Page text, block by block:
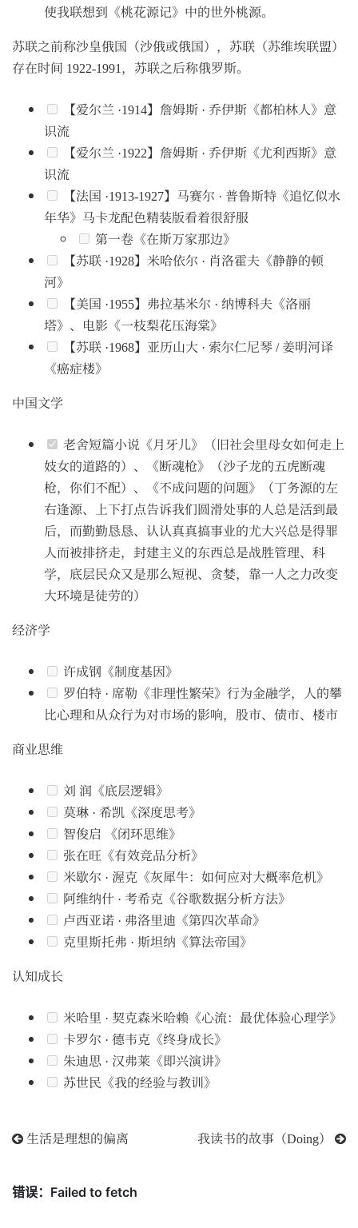
使我联想到《桃花源记》中的世外桃源。
苏联之前称沙皇俄国（沙俄或俄国），苏联（苏维埃联盟）
存在时间 1922-1991，苏联之后称俄罗斯。
【爱尔兰 ·1914】詹姆斯 · 乔伊斯《都柏林人》意
识流
【爱尔兰 ·1922】詹姆斯 · 乔伊斯《尤利西斯》意
识流
【法国 ·1913-1927】马赛尔 · 普鲁斯特《追忆似水
年华》马卡龙配色精装版看着很舒服
第一卷《在斯万家那边》
【苏联 ·1928】米哈依尔 · 肖洛霍夫《静静的顿
河》
【美国 ·1955】弗拉基米尔 · 纳博科夫《洛丽
塔》、电影《一枝梨花压海棠》
【苏联 ·1968】亚历山大 · 索尔仁尼琴 / 姜明河译
《癌症楼》
中国文学
老舍短篇小说《月牙儿》（旧社会里母女如何走上
妓女的道路的）、《断魂枪》（沙子龙的五虎断魂
枪，你们不配）、《不成问题的问题》（丁务源的左
右逢源、上下打点告诉我们圆滑处事的人总是活到最
后，而勤勤恳恳、认认真真搞事业的尤大兴总是得罪
人而被排挤走，封建主义的东西总是战胜管理、科
学，底层民众又是那么短视、贪婪，靠一人之力改变
大环境是徒劳的）
经济学
许成钢《制度基因》
罗伯特 · 席勒《非理性繁荣》行为金融学，人的攀
比心理和从众行为对市场的影响，股市、债市、楼市
商业思维
刘 润《底层逻辑》
莫琳 · 希凯《深度思考》
智俊启 《闭环思维》
张在旺《有效竞品分析》
米歇尔 · 渥克《灰犀牛：如何应对大概率危机》
阿维纳什 · 考希克《谷歌数据分析方法》
卢西亚诺 · 弗洛里迪《第四次革命》
克里斯托弗 · 斯坦纳《算法帝国》
认知成长
米哈里 · 契克森米哈赖《心流：最优体验心理学》
卡罗尔 · 德韦克《终身成长》
朱迪思 · 汉弗莱《即兴演讲》
苏世民《我的经验与教训》
生活是理想的偏离 我读书的故事（Doing）